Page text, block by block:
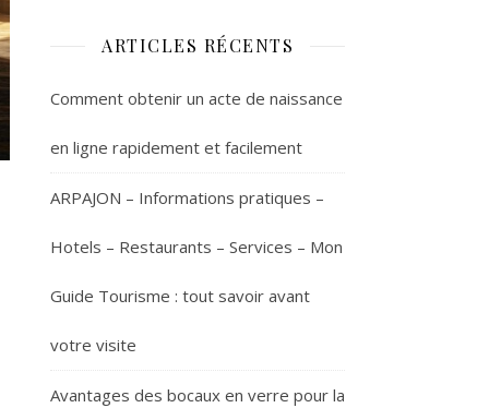
ARTICLES RÉCENTS
Comment obtenir un acte de naissance
en ligne rapidement et facilement
ARPAJON – Informations pratiques –
Hotels – Restaurants – Services – Mon
Guide Tourisme : tout savoir avant
votre visite
Avantages des bocaux en verre pour la